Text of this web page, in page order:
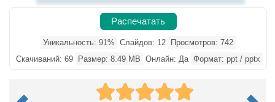
Распечатать
Уникальность: 91% Слайдов: 12
Просмотров: 742
Скачиваний: 69
Размер: 8.49 MB Онлайн: Да Формат: ppt / pptx